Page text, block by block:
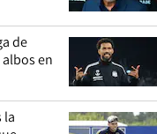
de
en
la